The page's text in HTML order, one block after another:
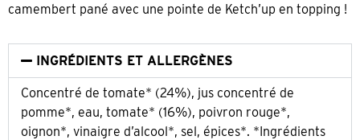
camembert pané avec une pointe de Ketch’up en topping !
INGRÉDIENTS ET ALLERGÈNES​
Concentré de tomate* (24%), jus concentré de
pomme*, eau, tomate* (16%), poivron rouge*,
oignon*, vinaigre d’alcool*, sel, épices*. *Ingrédients